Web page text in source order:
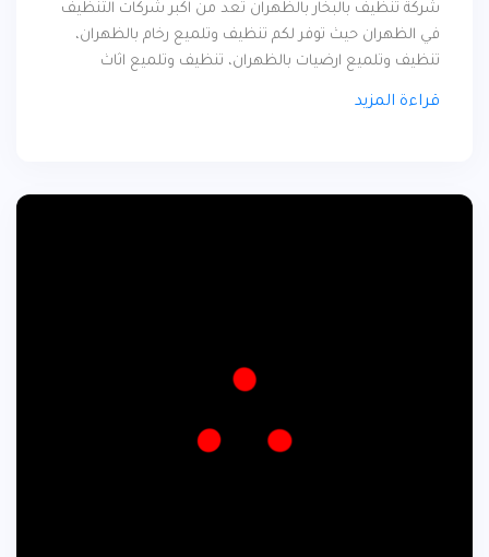
شركة تنظيف بالبخار بالظهران تعد من اكبر شركات التنظيف
في الظهران حيث توفر لكم تنظيف وتلميع رخام بالظهران،
تنظيف وتلميع ارضيات بالظهران، تنظيف وتلميع اثاث
قراءة المزيد